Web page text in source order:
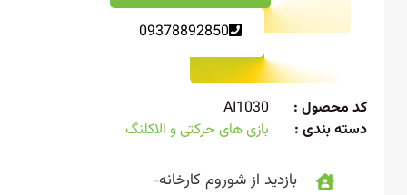
09378892850
محصول :
AI1030
بندی :
بازی های حرکتی و الاکلنگ
بازدید از شوروم کارخانه